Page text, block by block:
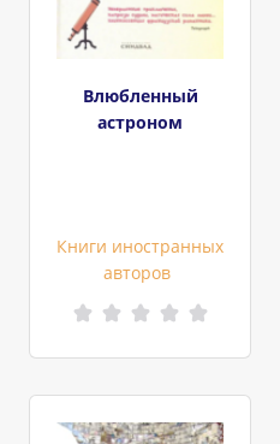
Влюбленный
астроном
Книги иностранных
авторов